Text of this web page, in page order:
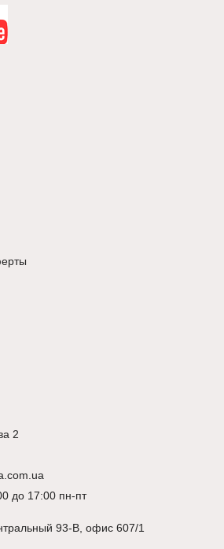
2
до 17:00 пн-пт
93-В, офис 607/1